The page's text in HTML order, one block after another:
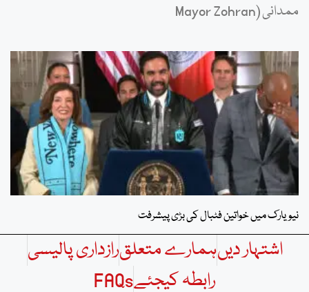
ممدانی (Mayor Zohran
نیویارک میں خواتین فٹبال کی بڑی پیشرفت
اشتہار دیںہمارے متعلقرازداری پالیسی
رابطہ کیجئےFAQs